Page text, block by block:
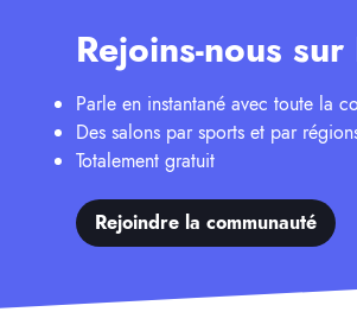
Rejoins-nous
Parle en instantané avec toute la
Des salons par sports et par
Totalement gratuit
Rejoindre la communauté